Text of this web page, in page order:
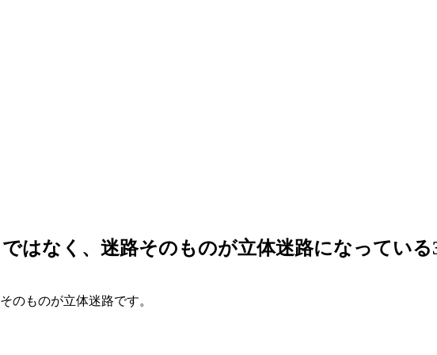
はなく、迷路そのものが立体迷路になっている
のものが立体迷路です。